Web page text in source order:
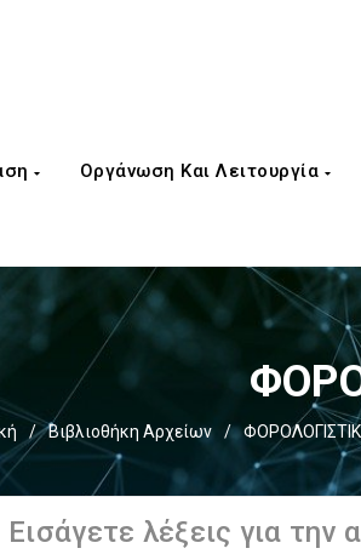
Οργάνωση Και Λειτουργία
/ Βιβλιοθήκη Αρχείων /